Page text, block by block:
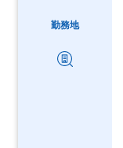
勤務地